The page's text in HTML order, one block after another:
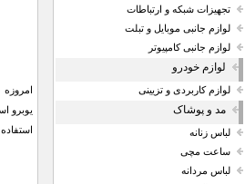
تجهیزات شبکه و ارتباطات
لوازم جانبی موبایل و تبلت
لوازم جانبی کامپیوتر
لوازم خودرو
لوازم کاربردی و تزیینی
مد و پوشاک
لباس زنانه
ساعت مچی
لباس مردانه
یوبرو